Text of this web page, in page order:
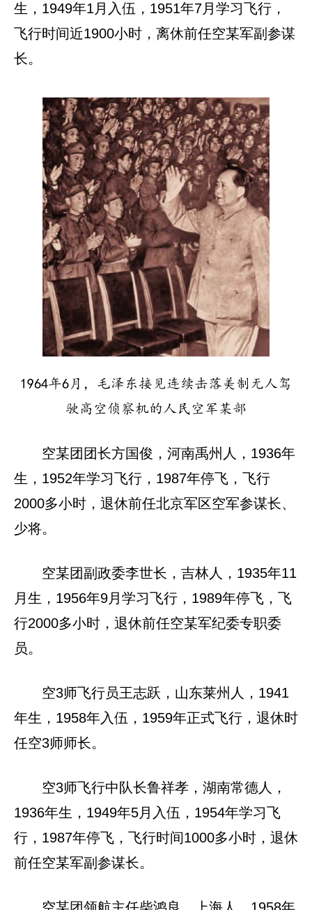
生，1949年1月入伍，1951年7月学习飞行，
飞行时间近1900小时，离休前任空某军副参谋
长。
1964年6月，毛泽东接见连续击落美制无人驾
驶高空侦察机的人民空军某部
空某团团长方国俊，河南禹州人，1936年
生，1952年学习飞行，1987年停飞，飞行
2000多小时，退休前任北京军区空军参谋长、
少将。
空某团副政委李世长，吉林人，1935年11
月生，1956年9月学习飞行，1989年停飞，飞
行2000多小时，退休前任空某军纪委专职委
员。
空3师飞行员王志跃，山东莱州人，1941
年生，1958年入伍，1959年正式飞行，退休时
任空3师师长。
空3师飞行中队长鲁祥孝，湖南常德人，
1936年生，1949年5月入伍，1954年学习飞
行，1987年停飞，飞行时间1000多小时，退休
前任空某军副参谋长。